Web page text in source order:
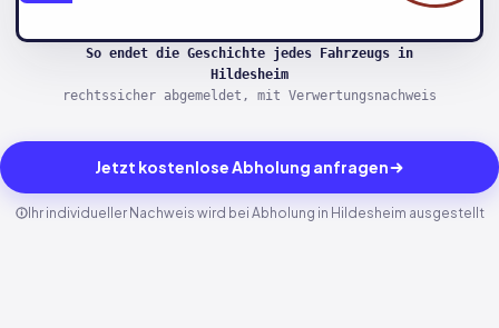
So endet die Geschichte jedes Fahrzeugs in
Hildesheim
rechtssicher abgemeldet, mit Verwertungsnachweis
Jetzt kostenlose Abholung anfragen
Ihr individueller Nachweis wird bei Abholung in Hildesheim ausgestellt